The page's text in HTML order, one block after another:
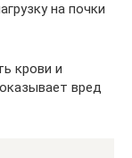
на почки
крови и
вред